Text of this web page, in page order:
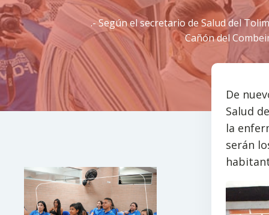
.- Según el secretario de Salud del
Cañón del
De
Salud
la
serán